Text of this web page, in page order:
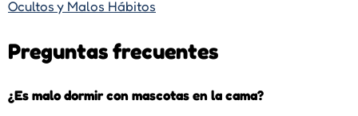
Ocultos y Malos Hábitos
Preguntas frecuentes
¿Es malo dormir con mascotas en la cama?